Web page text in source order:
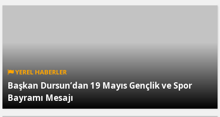
YEREL HABERLER
Başkan Dursun’dan 19 Mayıs Gençlik ve Spor
Bayramı Mesajı